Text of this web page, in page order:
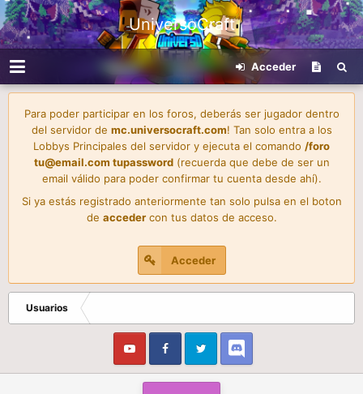
UniversoCraft
Acceder
Para poder participar en los foros, deberás ser jugador dentro
del servidor de mc.universocraft.com! Tan solo entra a los
Lobbys Principales del servidor y ejecuta el comando /foro
tu@email.com tupassword(recuerda que debe de ser un
email válido para poder confirmar tu cuenta desde ahí).
Si ya estás registrado anteriormente tan solo pulsa en el boton
de accedercon tus datos de acceso.
Acceder
Usuarios